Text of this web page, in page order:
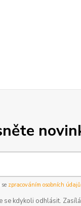
zpracováním osobních údajů
se kdykoli odhlásit.